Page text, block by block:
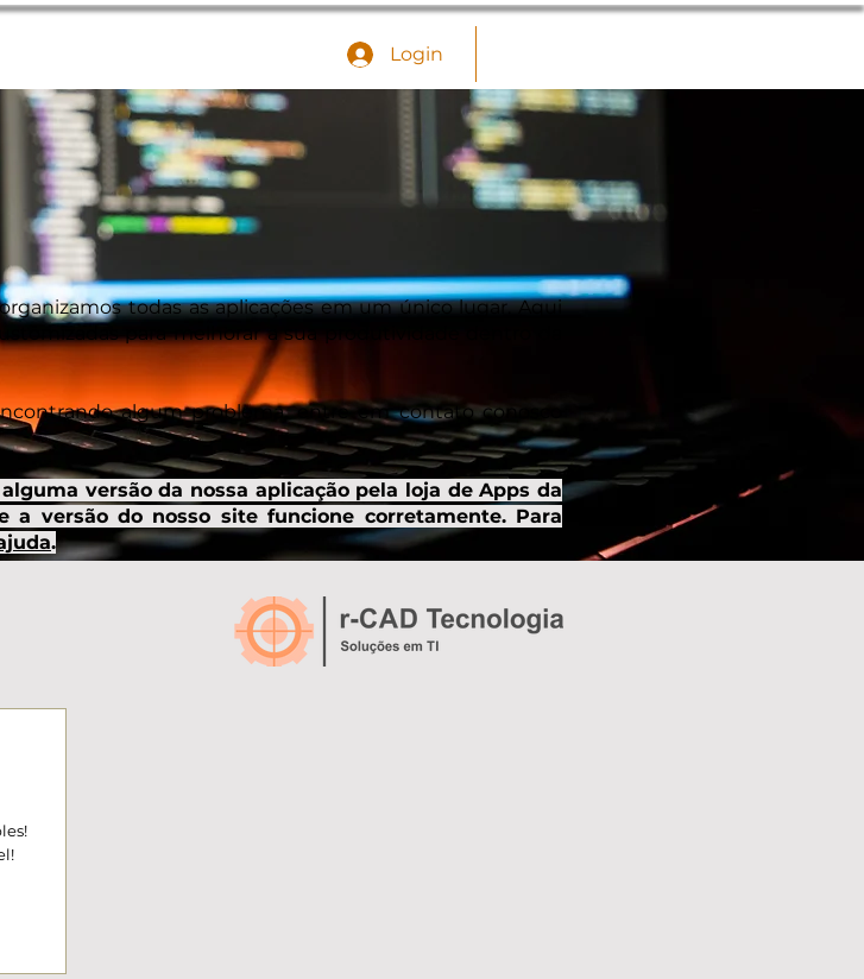
Login
todas as aplicações em um único lugar. Aqui
para melhorar a sua produtividade dentro da
algum problema, entre em contato conosco
versão da nossa aplicação pela loja de Apps da
a versão do nosso site funcione corretamente. Para
.